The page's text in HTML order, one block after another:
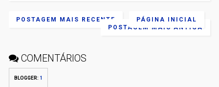
POSTAGEM MAIS RECENTE
POSTAGEM MAIS ANTIGA
PÁGINA INICIAL
COMENTÁRIOS
BLOGGER: 1